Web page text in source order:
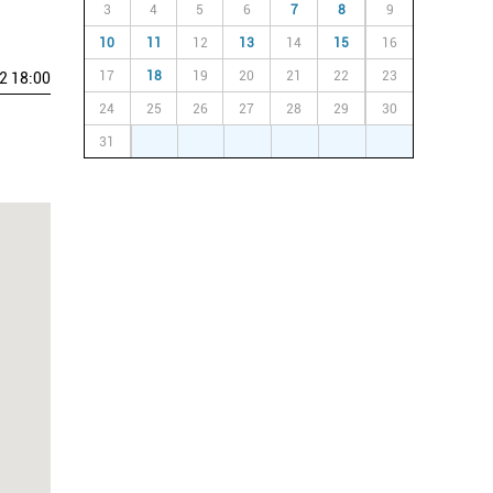
18:00
3 4 5 6 7 8 9
10 11 12 13 14 15 16
17 18 19 20 21 22 23
24 25 26 27 28 29 30
31